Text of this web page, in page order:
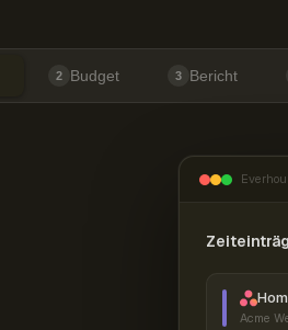
2 Budget 3 Bericht
Acme